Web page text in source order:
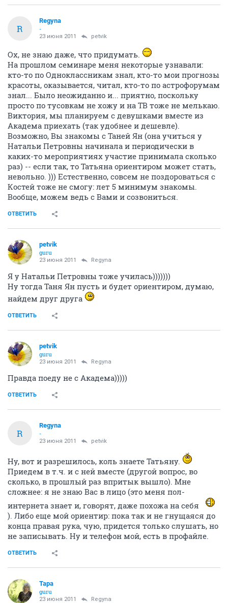
R
Regyna
-
23 июня 2011 petvik
Ох, не знаю даже, что придумать.
На прошлом семинаре меня некоторые узнавали:
кто-то по Одноклассникам знал, кто-то мои прогнозы
красоты, оказывается, читал, кто-то по астрофорумам
знал... Было неожиданно и... приятно, поскольку
просто по тусовкам не хожу и на ТВ тоже не мелькаю.
Виктория, мы планируем с девушками вместе из
Академа приехать (так удобнее и дешевле).
Возможно, Вы знакомы с Таней Ян (она учиться у
Натальи Петровны начинала и периодически в
каких-то мероприятиях участие принимала сколько
раз) -- если так, то Татьяна ориентиром может стать,
невольно. ))) Естественно, совсем не поздороваться с
Костей тоже не смогу: лет 5 минимум знакомы.
Вообще, можем ведь с Вами и созвониться.
ОТВЕТИТЬ
petvik
guru
23 июня 2011 Regyna
Я у Натальи Петровны тоже училась)))))))
Ну тогда Таня Ян пусть и будет ориентиром, думаю,
найдем друг друга
ОТВЕТИТЬ
petvik
guru
23 июня 2011 Regyna
Правда поеду не с Академа)))))
ОТВЕТИТЬ
R
Regyna
-
23 июня 2011 petvik
Ну, вот и разрешилось, коль знаете Татьяну.
Приедем в т.ч. и с ней вместе (другой вопрос, во
сколько, в прошлый раз впритык вышло). Мне
сложнее: я не знаю Вас в лицо (это меня пол-
интернета знает и, говорят, даже похожа на себя
). Либо еще мой ориентир: пока так и не гнущаяся до
конца правая рука, чую, придется только слушать, но
не записывать. Ну и телефон мой, есть в профайле.
ОТВЕТИТЬ
Тара
guru
23 июня 2011 Regyna